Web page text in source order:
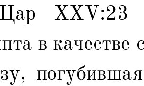
XXV:23
в качестве